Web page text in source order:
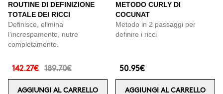
ROUTINE DI DEFINIZIONE
TOTALE DEI RICCI
Definisce, elimina
l’increspamento, nutre
completamente.
142.27€ 189.70€
AGGIUNGI AL CARRELLO
METODO CURLY DI
COCUNAT
Metodo in 2 passaggi per
definire i ricci
50.95€
AGGIUNGI AL CARRELLO